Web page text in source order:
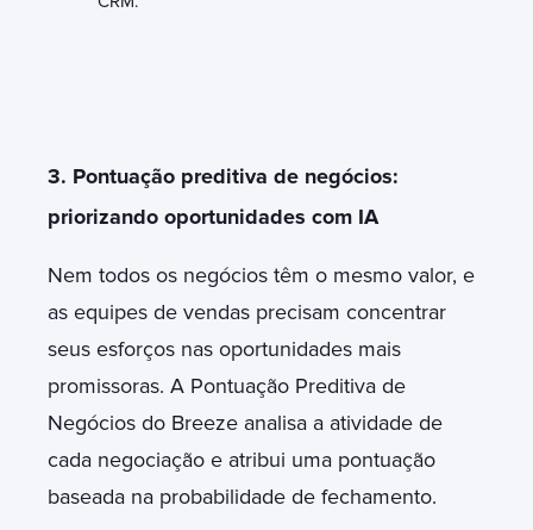
3. Pontuação preditiva de negócios:
priorizando oportunidades com IA
Nem todos os negócios têm o mesmo valor, e
as equipes de vendas precisam concentrar
seus esforços nas oportunidades mais
promissoras. A Pontuação Preditiva de
Negócios do Breeze analisa a atividade de
cada negociação e atribui uma pontuação
baseada na probabilidade de fechamento.